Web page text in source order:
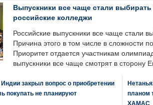
Выпускники все чаще стали
российские колледжи
Российские выпускники все чаще стали
Причина этого в том числе в сложности
Приоритет отдается участникам
выпускники все чаще смотрят в сторону
закрыл вопрос о приобретении
покупать не планируют
планом
ХАМАС